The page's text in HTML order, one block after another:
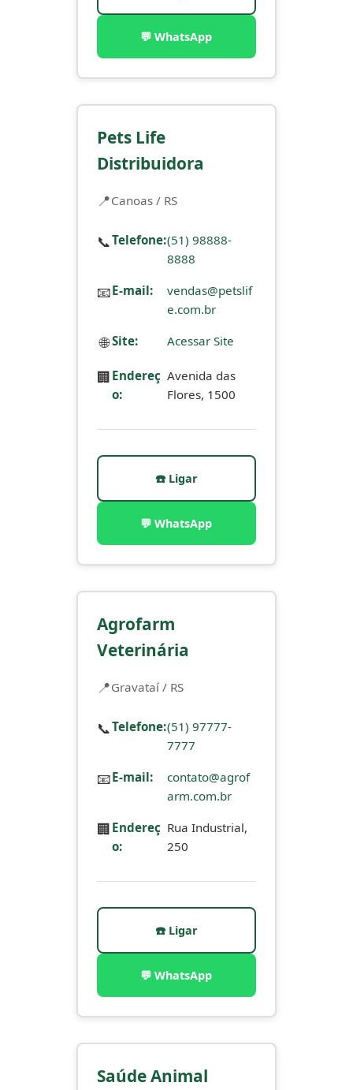
💬 WhatsApp
Pets Life
Distribuidora
Canoas / RS
📞Telefone:(51) 98888-
8888
📧E-mail:
vendas@petslif
e.com.br
🌐 Site: Acessar Site
🏢 Endereç
o:
Avenida das
Flores, 1500
☎️ Ligar
💬 WhatsApp
Agrofarm
Veterinária
Gravataí / RS
📞Telefone:(51) 97777-
7777
📧E-mail:
contato@agrof
arm.com.br
🏢 Endereç
o:
Rua Industrial,
250
☎️ Ligar
💬 WhatsApp
Saúde Animal